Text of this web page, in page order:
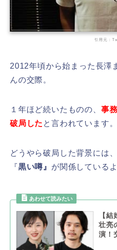
引用元：
2012年頃から始まった長澤
んの交際。
１年ほど続いたものの、 事
破局した と言われています。
どうやら破局した背景には
『黒い噂』 が関係している
【
壮亮
演！